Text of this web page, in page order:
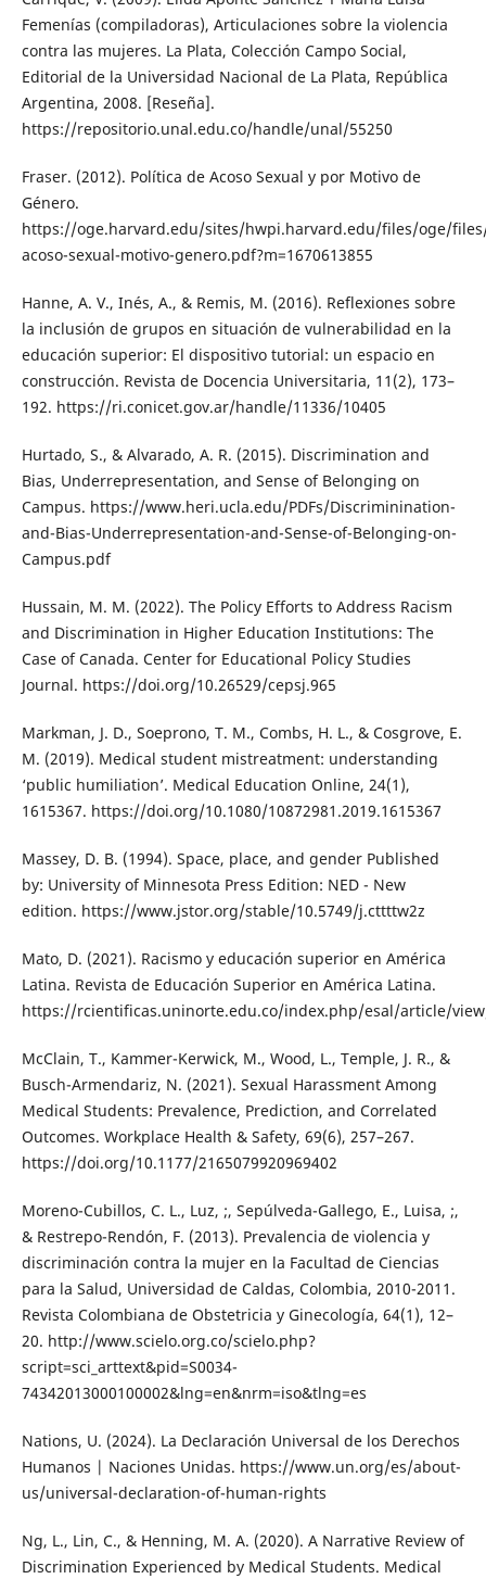
Femenías (compiladoras), Articulaciones sobre la violencia
contra las mujeres. La Plata, Colección Campo Social,
Editorial de la Universidad Nacional de La Plata, República
Argentina, 2008. [Reseña].
https://repositorio.unal.edu.co/handle/unal/55250
Fraser. (2012). Política de Acoso Sexual y por Motivo de
Género.
https://oge.harvard.edu/sites/hwpi.harvard.edu/files/oge/
acoso-sexual-motivo-genero.pdf?m=1670613855
Hanne, A. V., Inés, A., & Remis, M. (2016). Reflexiones sobre
la inclusión de grupos en situación de vulnerabilidad en la
educación superior: El dispositivo tutorial: un espacio en
construcción. Revista de Docencia Universitaria, 11(2), 173–
192. https://ri.conicet.gov.ar/handle/11336/10405
Hurtado, S., & Alvarado, A. R. (2015). Discrimination and
Bias, Underrepresentation, and Sense of Belonging on
Campus. https://www.heri.ucla.edu/PDFs/Discriminination-
and-Bias-Underrepresentation-and-Sense-of-Belonging-on-
Campus.pdf
Hussain, M. M. (2022). The Policy Efforts to Address Racism
and Discrimination in Higher Education Institutions: The
Case of Canada. Center for Educational Policy Studies
Journal. https://doi.org/10.26529/cepsj.965
Markman, J. D., Soeprono, T. M., Combs, H. L., & Cosgrove, E.
M. (2019). Medical student mistreatment: understanding
‘public humiliation’. Medical Education Online, 24(1),
1615367. https://doi.org/10.1080/10872981.2019.1615367
Massey, D. B. (1994). Space, place, and gender Published
by: University of Minnesota Press Edition: NED - New
edition. https://www.jstor.org/stable/10.5749/j.cttttw2z
Mato, D. (2021). Racismo y educación superior en América
Latina. Revista de Educación Superior en América Latina.
https://rcientificas.uninorte.edu.co/index.php/esal/article/
McClain, T., Kammer-Kerwick, M., Wood, L., Temple, J. R., &
Busch-Armendariz, N. (2021). Sexual Harassment Among
Medical Students: Prevalence, Prediction, and Correlated
Outcomes. Workplace Health & Safety, 69(6), 257–267.
https://doi.org/10.1177/2165079920969402
Moreno-Cubillos, C. L., Luz, ;, Sepúlveda-Gallego, E., Luisa, ;,
& Restrepo-Rendón, F. (2013). Prevalencia de violencia y
discriminación contra la mujer en la Facultad de Ciencias
para la Salud, Universidad de Caldas, Colombia, 2010-2011.
Revista Colombiana de Obstetricia y Ginecología, 64(1), 12–
20. http://www.scielo.org.co/scielo.php?
script=sci_arttext&pid=S0034-
74342013000100002&lng=en&nrm=iso&tlng=es
Nations, U. (2024). La Declaración Universal de los Derechos
Humanos | Naciones Unidas. https://www.un.org/es/about-
us/universal-declaration-of-human-rights
Ng, L., Lin, C., & Henning, M. A. (2020). A Narrative Review of
Discrimination Experienced by Medical Students. Medical